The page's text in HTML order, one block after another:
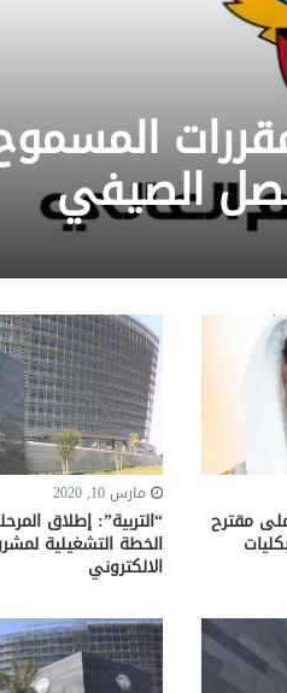
الصيفي
مقترح
مارس 10, 2020
“التربية”: إطلاق
الخطة التشغيلية
الالكتروني